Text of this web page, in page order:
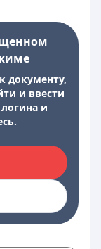
документу,
и ввести
и